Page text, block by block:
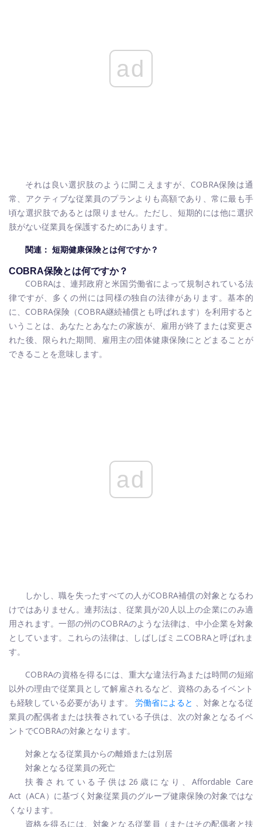
ad
それは良い選択肢のように聞こえますが、COBRA保険は通
常、アクティブな従業員のプランよりも高額であり、常に最も手
頃な選択肢であるとは限りません。ただし、短期的には他に選択
肢がない従業員を保護するためにあります。
関連： 短期健康保険とは何ですか？
COBRA保険とは何ですか？
COBRAは、連邦政府と米国労働省によって規制されている法
律ですが、多くの州には同様の独自の法律があります。基本的
に、COBRA保険（COBRA継続補償とも呼ばれます）を利用すると
いうことは、あなたとあなたの家族が、雇用が終了または変更さ
れた後、限られた期間、雇用主の団体健康保険にとどまることが
できることを意味します。
ad
しかし、職を失ったすべての人がCOBRA補償の対象となるわ
けではありません。連邦法は、従業員が20人以上の企業にのみ適
用されます。一部の州のCOBRAのような法律は、中小企業を対象
としています。これらの法律は、しばしばミニCOBRAと呼ばれま
す。
COBRAの資格を得るには、重大な違法行為または時間の短縮
以外の理由で従業員として解雇されるなど、資格のあるイベント
も経験している必要があります。
労働省によると 、対象となる従
業員の配偶者または扶養されている子供は、次の対象となるイベ
ントでCOBRAの対象となります。
対象となる従業員からの離婚または別居
対象となる従業員の死亡
扶養されている子供は26歳になり、Affordable Care
Act（ACA）に基づく対象従業員のグループ健康保険の対象ではな
くなります。
資格を得るには、対象となる従業員（またはその配偶者と扶